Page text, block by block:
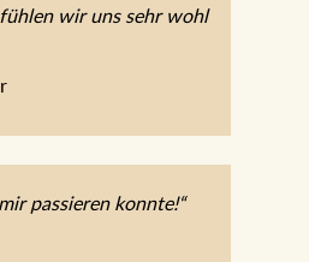
gerade
diesem Sinne fühlen
im JOHANN."
passieren konnte!“